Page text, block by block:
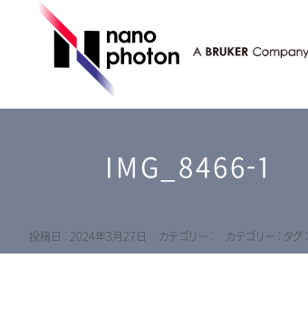
RAMANtouch vioLa | 紫外・深紫外ラマン顕微鏡
sumilé | 広帯域 反射型対物レンズ
RAMAN顕微鏡オンライン見積もり
無機化合物・鉱物IMG_8466-1
投稿日 : 2024年3月27日 カテゴリー : カテゴリー : タグ :